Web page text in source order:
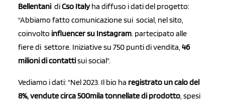
Bellentani diCso Italyha diffuso i dati del progetto:
"Abbiamo fatto comunicazione sui social, nel sito,
coinvolto influencer su Instagram. partecipato alle
fiere di settore. Iniziative su 750 punti di vendita, 46
milioni di contattisui social".
Vediamo i dati: "Nel 2023. Il bio ha registrato un calo del
8%, vendute circa 500mila tonnellate di prodotto , spesi